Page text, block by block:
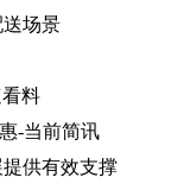
场景
料
-当前简讯
供有效支撑